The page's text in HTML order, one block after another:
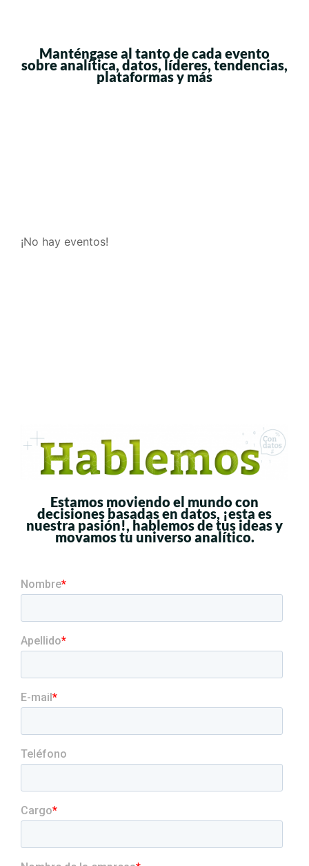
Manténgase al tanto de cada evento
sobreanalítica, datos, líderes, tendencias,
plataformasy más
¡No hay eventos!
Estamos moviendo el mundo con
decisiones basadas en datos, ¡esta es
nuestra pasión!, hablemos de tus ideas y
movamos tu universo analítico.